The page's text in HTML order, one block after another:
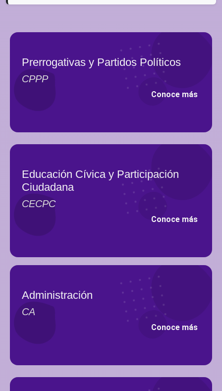
Prerrogativas y Partidos Políticos
CPPP
Conoce más
Educación Cívica y Participación
Ciudadana
CECPC
Conoce más
Administración
CA
Conoce más